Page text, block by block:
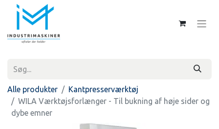
Alle produkter
Kantpresserværktøj
WILA Værktøjsforlænger - Til bukning af høje sider og
dybe emner